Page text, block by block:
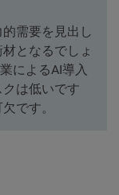
需要を見出し
となるでしょ
によるAI導入
は低いです
です。